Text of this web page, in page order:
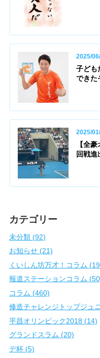
2025/
子ども
できた
2025/
【全
回戦進
カテゴリー
未分類 (92)
お知らせ (21)
くいしん坊万才！コラム
報道ステーションコラム
コラム (460)
修造チャレンジトップジュ
平昌オリンピック2018 (14)
グランドスラム (20)
デ杯 (5)